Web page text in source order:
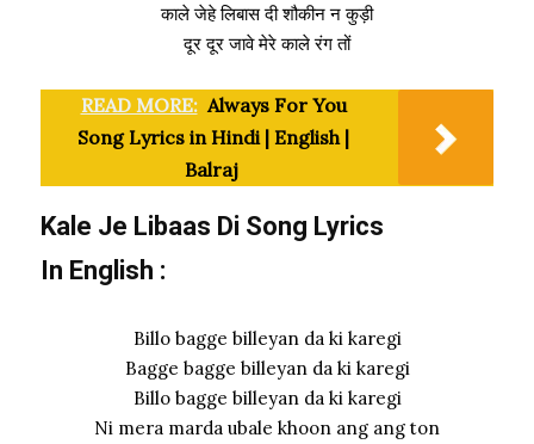
काले जेहे लिबास दी शौकीन न कुड़ी
दूर दूर जावे मेरे काले रंग तों
READ MORE: Always For You
Song Lyrics in Hindi | English |
Balraj
Kale Je Libaas Di Song Lyrics
In English :
Billo bagge billeyan da ki karegi
Bagge bagge billeyan da ki karegi
Billo bagge billeyan da ki karegi
Ni mera marda ubale khoon ang ang ton